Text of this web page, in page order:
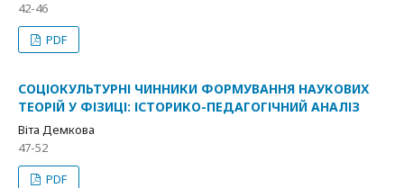
42-46
PDF
СОЦІОКУЛЬТУРНІ ЧИННИКИ ФОРМУВАННЯ НАУКОВИХ
ТЕОРІЙ У ФІЗИЦІ: ІСТОРИКО-ПЕДАГОГІЧНИЙ АНАЛІЗ
Віта Демкова
47-52
PDF